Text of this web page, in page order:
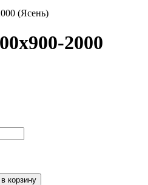
(Ясень)
2000
корзину